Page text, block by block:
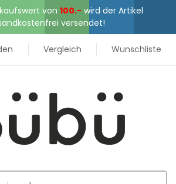
von 100.- wird der Artikel
versendet!
Vergleich Wunschliste